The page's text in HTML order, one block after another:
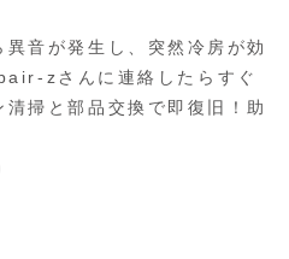
異音が発生し、突然冷房が効
zさんに連絡したらすぐ
掃と部品交換で即復旧！助